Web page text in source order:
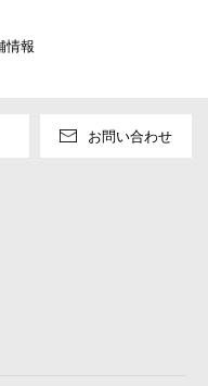
情報
お問い合わせ